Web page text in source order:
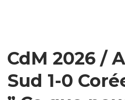
CdM 2026 /
Sud 1-0